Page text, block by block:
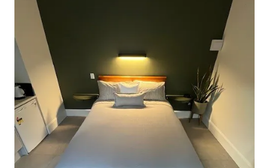
Christchurch. La maison est située à
Sumner, une charmante banlieue
balnéaire de Christchurch. À quelques
pas se trouvent des restaurants, un
cinéma-boutique et une nouvelle
bibliothèque, ainsi qu'une esplanade en
bord de mer abritant plusieurs cafés. Elle
se trouve à 20 minutes en voiture du
centre-ville. Nous sommes à moins de
2 minutes à pied de l'arrêt de bus qui va
jusqu'au centre de Christchurch
directement à l'aéroport. Activités à
Sumner et dans les environs : Baignade :
Sumner a une grande plage de
baignade. Surf : la plage principale de